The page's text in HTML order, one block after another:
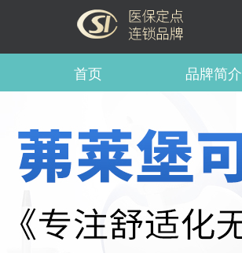
首页 品牌简介